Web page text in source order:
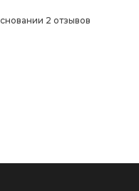
2 отзывов